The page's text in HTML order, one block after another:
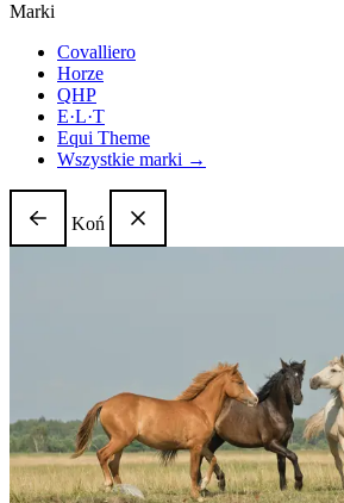
Marki
Covalliero
Horze
QHP
E·L·T
Equi Theme
Wszystkie marki →
Koń